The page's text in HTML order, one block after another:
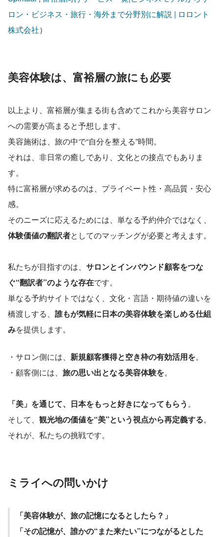
ロン・ビジネス・旅行・海外まで分野別に解説 | ロロント
株式会社）
美容体験は、富裕層の旅にも必要
以上より、富裕層が集まる街も含めてこれから美容サロン
への需要が高まると予想します。
美容施術は、旅の中で“自分を整える”時間。
それは、非日常の癒しであり、文化との接点でもありま
す。
特に富裕層が求めるのは、プライベート性・高品質・安心
感。
そのニーズに応えるためには、単なる予約仲介ではなく、
体験価値の翻訳者としてのマッチングが必要と考えます。
私たちが目指すのは、 サロンとインバウンド顧客をつな
ぐ“翻訳者”のような存在です。
単なる予約サイトではなく、文化・言語・期待値の違いを
橋渡しする、 誰もが気軽に日本の美容体験を楽しめる仕組
みを提供します。
・サロン側には、 新規顧客獲得と空き枠の有効活用を。
・顧客側には、 旅の思い出となる美容体験を。
「美」を通じて、日本をもっと好きになってもらう。
そして、 観光地の価値を“美”という視点から再定義する。
それが、私たちの挑戦です。
ミライへの問いかけ
「美容体験が、旅の記憶になるとしたら？」
「その記憶が、誰かの“また来たい”につながるとした